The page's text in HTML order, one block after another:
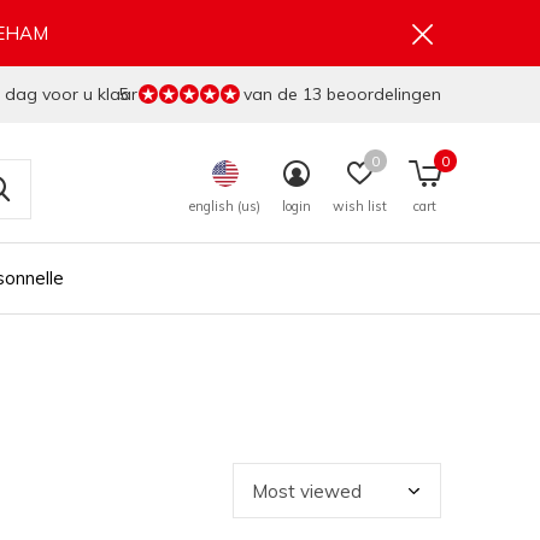
english (us) login wish list
0
cart
0
voor u klaar
5 van de 13 beoordelingen